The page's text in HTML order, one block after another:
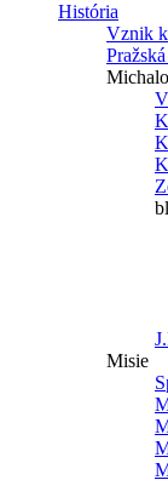
História
Vznik
Misie